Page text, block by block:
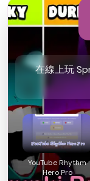
在線上玩
YouTube Rhythm
Hero Pro